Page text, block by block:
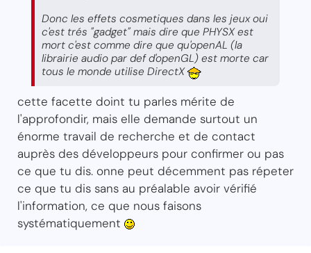
Donc les effets cosmetiques dans les jeux oui
c'est trés "gadget" mais dire que PHYSX est
mort c'est comme dire que qu'openAL (la
librairie audio par def d'openGL) est morte car
tous le monde utilise DirectX
cette facette doint tu parles mérite de
l'approfondir, mais elle demande surtout un
énorme travail de recherche et de contact
auprès des développeurs pour confirmer ou pas
ce que tu dis. onne peut décemment pas répeter
ce que tu dis sans au préalable avoir vérifié
l'information, ce que nous faisons
systématiquement